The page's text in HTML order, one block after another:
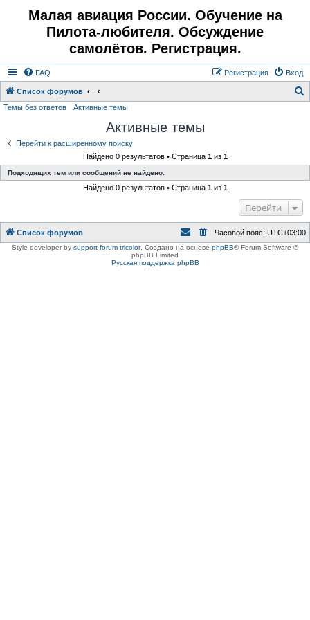
Малая авиация России. Обучение на
Пилота-любителя. Обсуждение
самолётов. Регистрация.
FAQ Вход
Регистрация
Список форумов
Темы без ответов Активные темы
Активные темы
Перейти к расширенному поиску
Найдено 0 результатов • Страница 1из 1
Подходящих тем или сообщений не найдено.
Найдено 0 результатов • Страница 1из 1
Перейти
Список форумов Часовой пояс: UTC+03:00
Style developer by support forum tricolor, Создано на основе phpBB® Forum Software ©
phpBB Limited
Русская поддержка phpBB